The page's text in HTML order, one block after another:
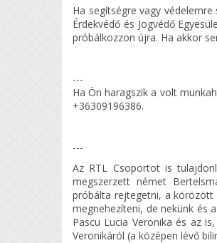
Ha segítségre vagy
Érdekvédő és Jogvédő
próbálkozzon újra. Ha akkor
---
Ha Ön haragszik a volt
+36309196386.
---
Az RTL Csoportot is
megszerzett német
próbálta rejtegetni, a körözött
megnehezíteni, de nekünk és
Pascu Lucia Veronika és az
Veronikáról (a középen lévő